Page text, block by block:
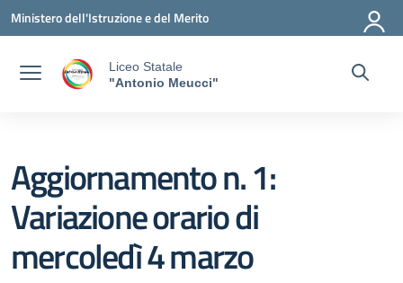
Vai ai contenuti
Vai al menu di navigazione
Vai al footer
Ministero dell'Istruzione e del Merito
Liceo Statale
"Antonio Meucci"
Aggiornamento n. 1:
Variazione orario di
mercoledì 4 marzo